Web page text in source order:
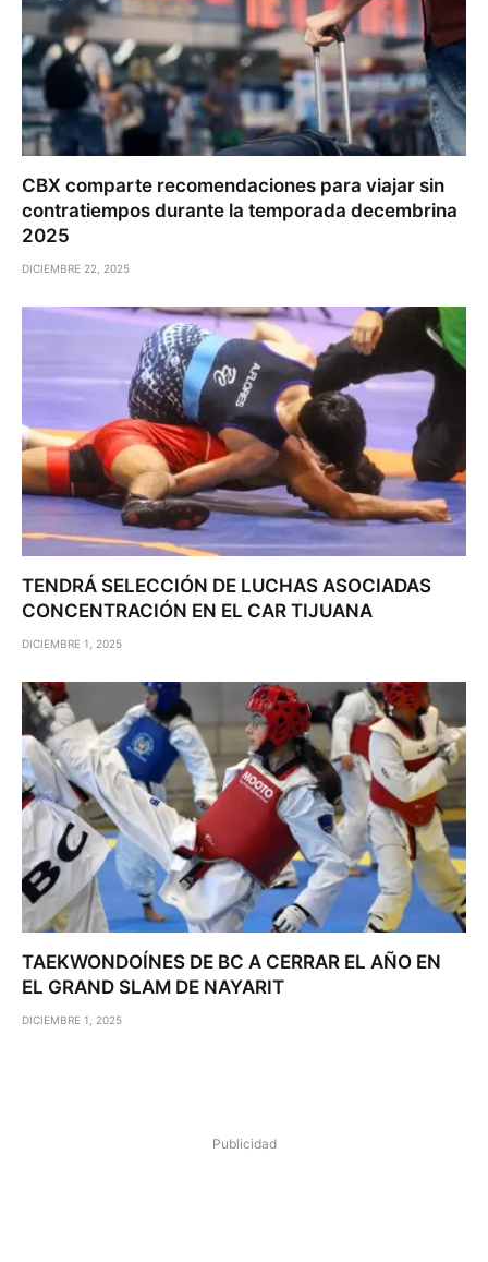
CBX comparte recomendaciones para viajar sin
contratiempos durante la temporada decembrina
2025
DICIEMBRE 22, 2025
TENDRÁ SELECCIÓN DE LUCHAS ASOCIADAS
CONCENTRACIÓN EN EL CAR TIJUANA
DICIEMBRE 1, 2025
TAEKWONDOÍNES DE BC A CERRAR EL AÑO EN
EL GRAND SLAM DE NAYARIT
DICIEMBRE 1, 2025
Publicidad